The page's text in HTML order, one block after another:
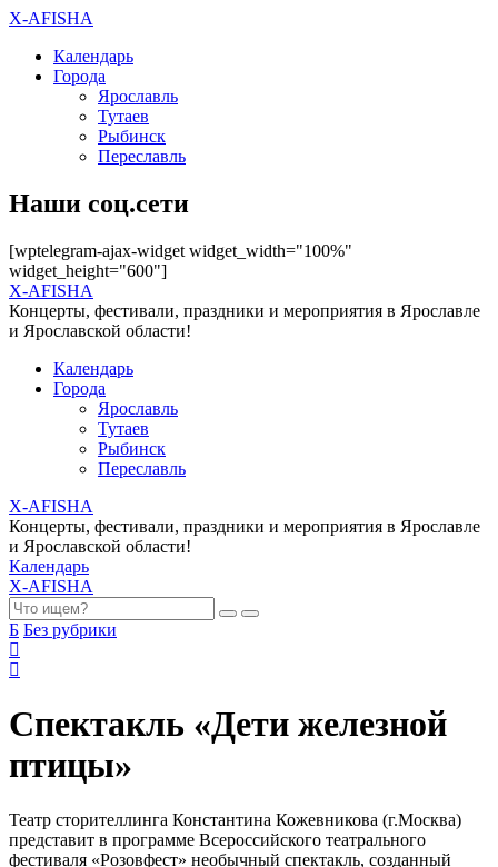
X-AFISHA
Календарь
Города
Ярославль
Тутаев
Рыбинск
Переславль
Наши соц.сети
[wptelegram-ajax-widget widget_width="100%"
widget_height="600"]
X-AFISHA
Концерты, фестивали, праздники и мероприятия в Ярославле
и Ярославской области!
Календарь
Города
Ярославль
Тутаев
Рыбинск
Переславль
X-AFISHA
Концерты, фестивали, праздники и мероприятия в Ярославле
и Ярославской области!
Календарь
X-AFISHA
Б Без рубрики
Спектакль «Дети железной
птицы»
Театр сторителлинга Константина Кожевникова (г.Москва)
представит в программе Всероссийского театрального
фестиваля «Розовфест» необычный спектакль, созданный